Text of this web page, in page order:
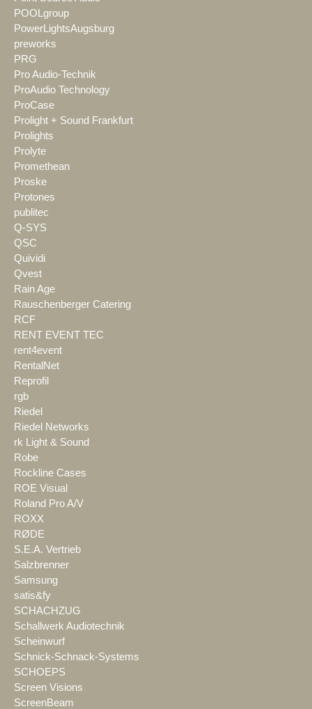
POOLgroup
PowerLightsAugsburg
preworks
PRG
Pro Audio-Technik
ProAudio Technology
ProCase
Prolight + Sound Frankfurt
Prolights
Prolyte
Promethean
Proske
Protones
publitec
Q-SYS
QSC
Quividi
Qvest
Rain Age
Rauschenberger Catering
RCF
RENT EVENT TEC
rent4event
RentalNet
Reprofil
rgb
Riedel
Riedel Networks
rk Light & Sound
Robe
Rockline Cases
ROE Visual
Roland Pro A/V
ROXX
RØDE
S.E.A. Vertrieb
Salzbrenner
Samsung
satis&fy
SCHACHZUG
Schallwerk Audiotechnik
Scheinwurf
Schnick-Schnack-Systems
SCHOEPS
Screen Visions
ScreenBeam